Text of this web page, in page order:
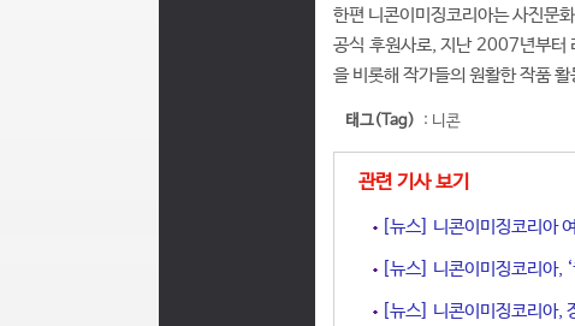
한편 니콘이미징코리아는 사진문
공식 후원사로, 지난 2007년부터
을 비롯해 작가들의 원활한 작품
태그(Tag) : 니콘
관련 기사 보기
[뉴스] 니콘이미징코리아
[뉴스] 니콘이미징코리아,
[뉴스] 니콘이미징코리아,